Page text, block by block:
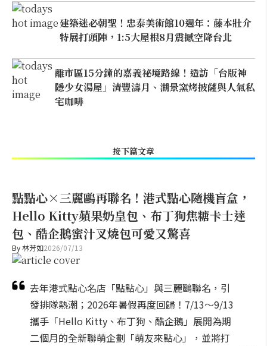
建築迷必朝聖！忠泰美術館10週年：藤本壯介
特展打頭陣，1:5大屋根8月震撼空降台北
離市區15分鐘的嘉義祕境路線！造訪「台版神
隱少女湯屋」清豐濤月、湖景窯烤披薩與人氣私
宅咖啡
接下篇文章
點點心×三麗鷗再聯名！港式點心隨機盲盒，
Hello Kitty蘋果奶皇包、布丁狗焦糖卡士達
包、酷企鵝蜜汁叉燒包可愛又驚喜
By林芳如2026/07/13
去年港式點心名店「點點心」與三麗鷗聯名，引
發排隊熱潮；2026年暑假再度回歸！7/13～9/13
攜手「Hello Kitty、布丁狗、酷企鵝」展開為期
二個月的全新聯萌企劃「萌友來點心」，並將打